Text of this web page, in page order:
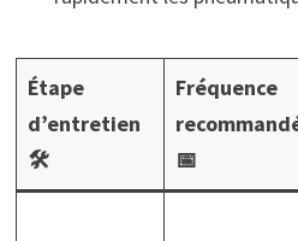
Étape
d’entretien
🛠️
Fréquence
📅